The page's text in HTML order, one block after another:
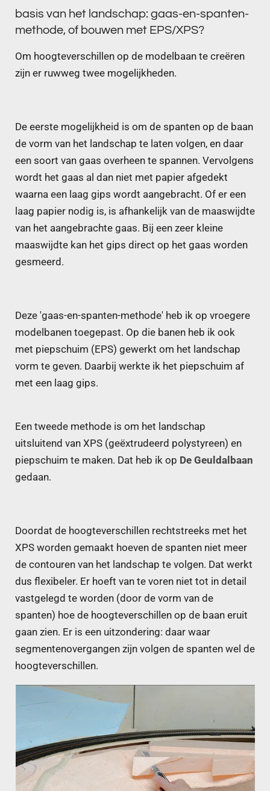
basis van het landschap: gaas-en-spanten-
methode, of bouwen met EPS/XPS?
Om hoogteverschillen op de modelbaan te creëren
zijn er ruwweg twee mogelijkheden.
De eerste mogelijkheid is om de spanten op de baan
de vorm van het landschap te laten volgen, en daar
een soort van gaas overheen te spannen. Vervolgens
wordt het gaas al dan niet met papier afgedekt
waarna een laag gips wordt aangebracht. Of er een
laag papier nodig is, is afhankelijk van de maaswijdte
van het aangebrachte gaas. Bij een zeer kleine
maaswijdte kan het gips direct op het gaas worden
gesmeerd.
Deze 'gaas-en-spanten-methode' heb ik op vroegere
modelbanen toegepast. Op die banen heb ik ook
met piepschuim (EPS) gewerkt om het landschap
vorm te geven. Daarbij werkte ik het piepschuim af
met een laag gips.
Een tweede methode is om het landschap
uitsluitend van XPS (geëxtrudeerd polystyreen) en
piepschuim te maken. Dat heb ik op De Geuldalbaan
gedaan.
Doordat de hoogteverschillen rechtstreeks met het
XPS worden gemaakt hoeven de spanten niet meer
de contouren van het landschap te volgen. Dat werkt
dus flexibeler. Er hoeft van te voren niet tot in detail
vastgelegd te worden (door de vorm van de
spanten) hoe de hoogteverschillen op de baan eruit
gaan zien. Er is een uitzondering: daar waar
segmentenovergangen zijn volgen de spanten wel de
hoogteverschillen.